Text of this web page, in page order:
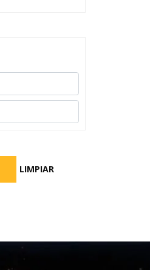
LIMPIAR